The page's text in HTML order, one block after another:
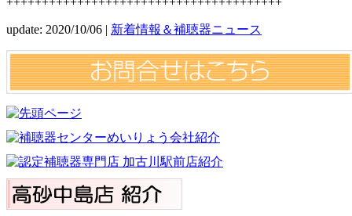
update: 2020/10/06 | 新着情報＆補聴器ニュース